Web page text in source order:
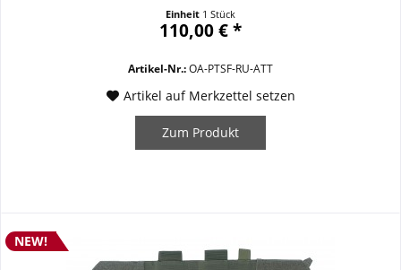
Anforderungen seines Trägers anpasst. Vom verdeckten bzw.
diskreten Ballistikschutz unter...
Einheit 1 Stück
110,00 € *
Artikel-Nr.:OA-PTSF-RU-ATT
Artikel auf Merkzettel setzen
Zum Produkt
NEW!